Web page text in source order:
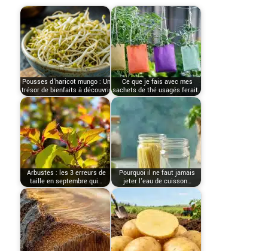
Pousses d'haricot mungo : Un
trésor de bienfaits à découvrir
Ce que je fais avec mes
sachets de thé usagés ferait…
Arbustes : les 3 erreurs de
taille en septembre qui…
Pourquoi il ne faut jamais
jeter l’eau de cuisson…